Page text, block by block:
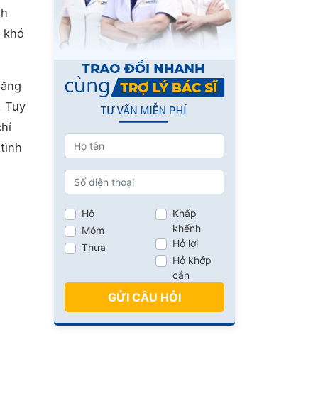
khó
Tuy
Hô
Móm
Thưa
Khấp
khểnh
Hở lợi
Hở khớp
cắn
GỬI CÂU HỎI